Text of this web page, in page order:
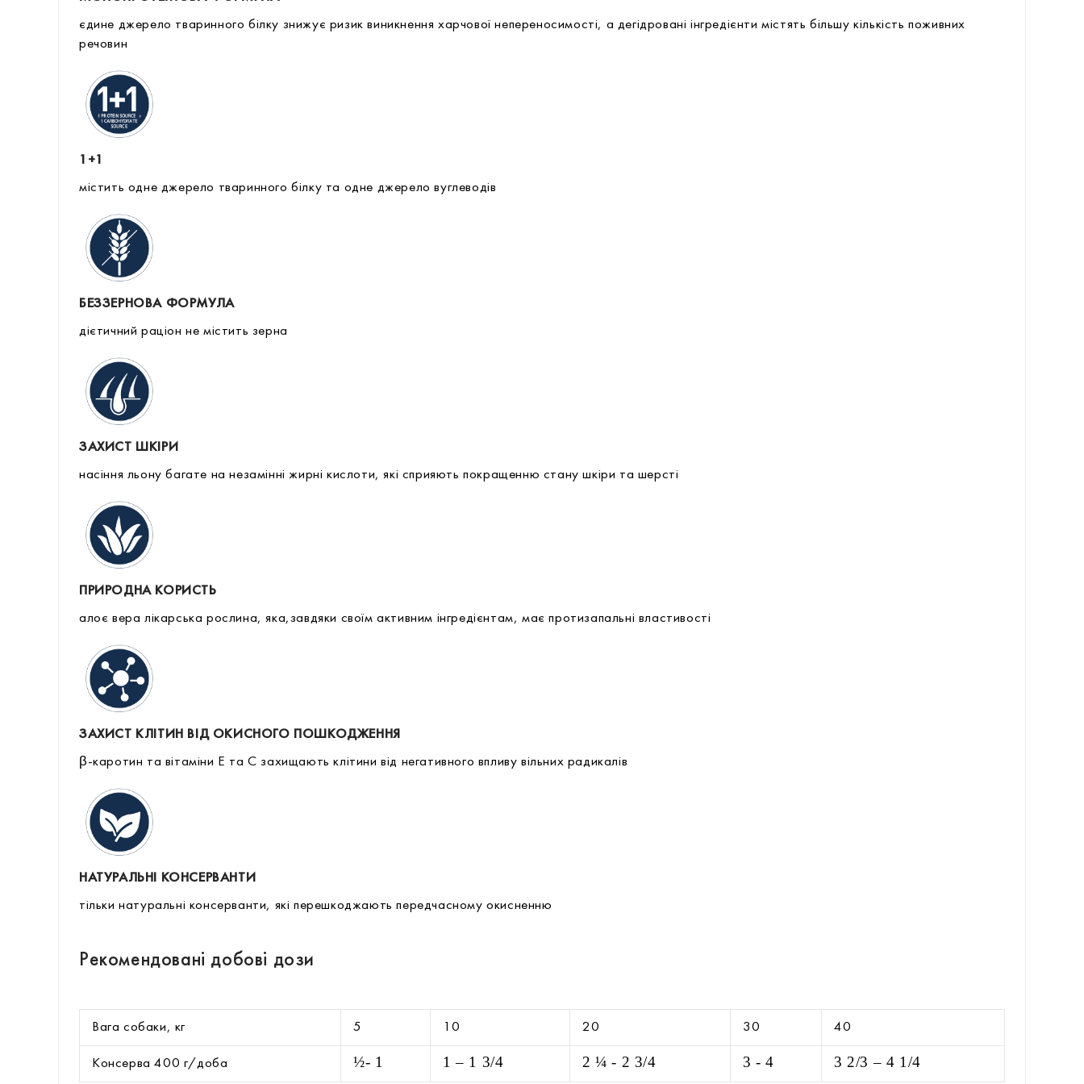
єдине джерело тваринного білку знижує ризик виникнення харчової непереносимості, а дегідровані інгредієнти містять більшу кількість поживних
речовин
1+1
містить одне джерело тваринного білку та одне джерело вуглеводів
БЕЗЗЕРНОВА ФОРМУЛА
дієтичний раціон не містить зерна
ЗАХИСТ ШКІРИ
насіння льону багате на незамінні жирні кислоти, які сприяють покращенню стану шкіри та шерсті
ПРИРОДНА КОРИСТЬ
алоє вера лікарська рослина, яка,завдяки своїм активним інгредієнтам, має протизапальні властивості
ЗАХИСТ КЛІТИН ВІД ОКИСНОГО ПОШКОДЖЕННЯ
β-каротин та вітаміни Е та С захищають клітини від негативного впливу вільних радикалів
НАТУРАЛЬНІ КОНСЕРВАНТИ
тільки натуральні консерванти, які перешкоджають передчасному окисненню
Рекомендовані добові дози
Вага собаки, кг 5 10 20 30 40
Консерва 400 г/доба ½- 1 1 – 1 3/4 2 ¼ - 2 3/4 3 - 4 3 2/3 – 4 1/4